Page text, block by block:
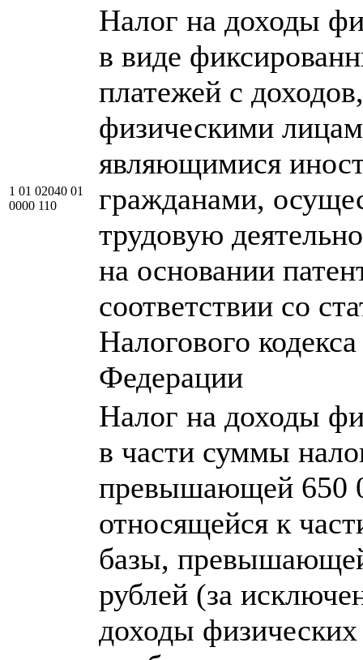
1 01 02040 01
0000 110
Налог на доходы
в виде
платежей с
физическими
являющимися
гражданами,
трудовую
на основании
соответствии со
Налогового
Федерации
Налог на доходы
в части суммы
превышающей 650
относящейся к
базы,
рублей (за
доходы